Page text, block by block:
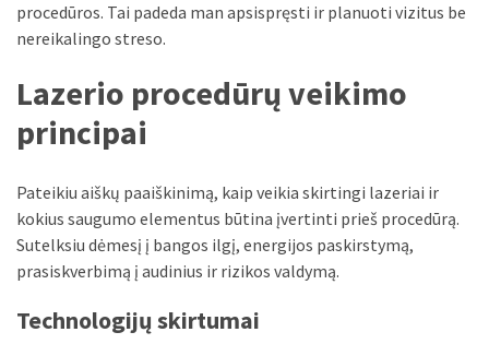
procedūros. Tai padeda man apsispręsti ir planuoti vizitus be
nereikalingo streso.
Lazerio procedūrų veikimo
principai
Pateikiu aiškų paaiškinimą, kaip veikia skirtingi lazeriai ir
kokius saugumo elementus būtina įvertinti prieš procedūrą.
Sutelksiu dėmesį į bangos ilgį, energijos paskirstymą,
prasiskverbimą į audinius ir rizikos valdymą.
Technologijų skirtumai